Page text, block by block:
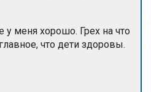
меня хорошо. Грех на что
что дети здоровы.